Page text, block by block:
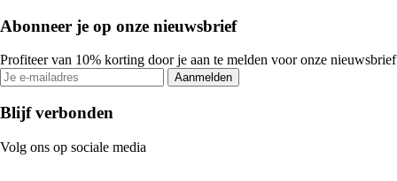
Abonneer je op onze nieuwsbrief
Profiteer van 10% korting door je aan te melden voor onze nieuwsbrief
Aanmelden
Blijf verbonden
Volg ons op sociale media